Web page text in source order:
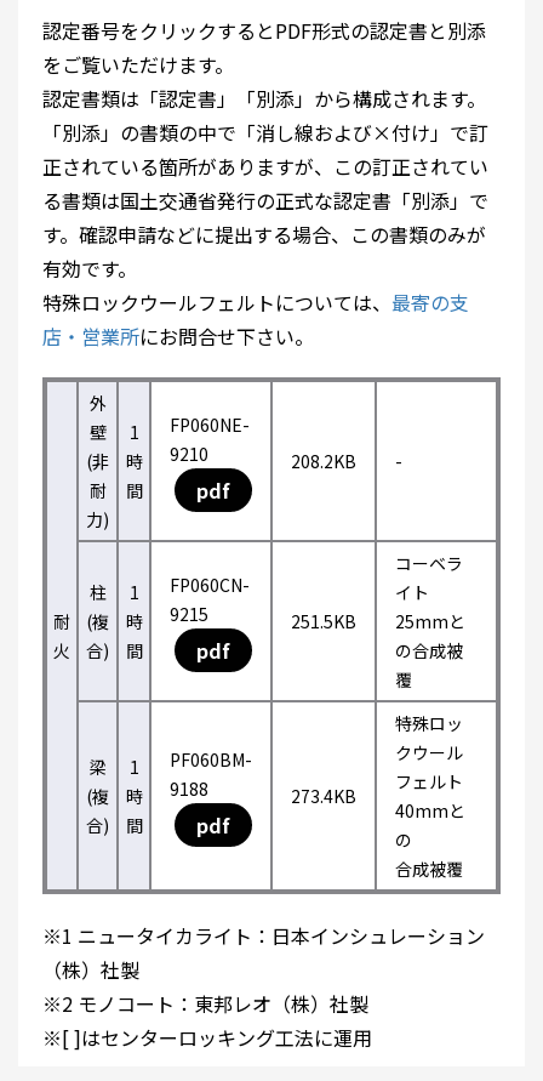
認定番号をクリックするとPDF形式の認定書と別添
をご覧いただけます。
認定書類は「認定書」「別添」から構成されます。
「別添」の書類の中で「消し線および×付け」で訂
正されている箇所がありますが、この訂正されてい
る書類は国土交通省発行の正式な認定書「別添」で
す。確認申請などに提出する場合、この書類のみが
有効です。
特殊ロックウールフェルトについては、 最寄の支
店・営業所にお問合せ下さい。
耐
火
外
壁
(非
耐
力)
1
時
間
FP060NE-
9210
pdf
208.2KB -
柱
(複
合)
1
時
間
FP060CN-
9215
pdf
251.5KB
コーベラ
イト
25mmと
の合成被
覆
梁
(複
合)
1
時
間
PF060BM-
9188
pdf
273.4KB
特殊ロッ
クウール
フェルト
40mmと
の
合成被覆
※1 ニュータイカライト：日本インシュレーション
（株）社製
※2 モノコート：東邦レオ（株）社製
※[ ]はセンターロッキング工法に運用